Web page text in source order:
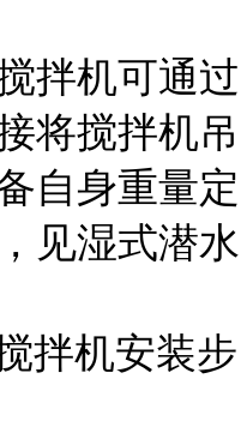
拌机可通过
将搅拌机吊
自身重量定
见湿式潜水
拌机安装步